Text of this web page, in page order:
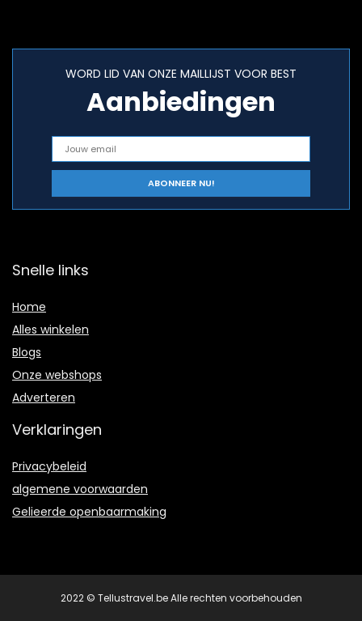
WORD LID VAN ONZE MAILLIJST VOOR BEST
Aanbiedingen
Snelle links
Home
Alles winkelen
Blogs
Onze webshops
Adverteren
Verklaringen
Privacybeleid
algemene voorwaarden
Gelieerde openbaarmaking
2022 © Tellustravel.be Alle rechten voorbehouden